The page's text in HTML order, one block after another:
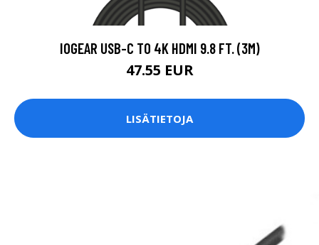
IOGEAR USB-C TO 4K HDMI 9.8 FT. (3M)
47.55 EUR
LISÄTIETOJA